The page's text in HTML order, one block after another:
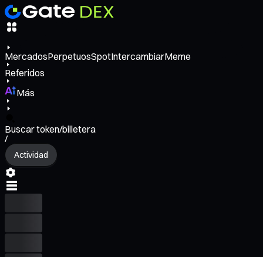
MercadosPerpetuosSpotIntercambiarMeme
Referidos
Más
Buscar token/billetera
/
Actividad